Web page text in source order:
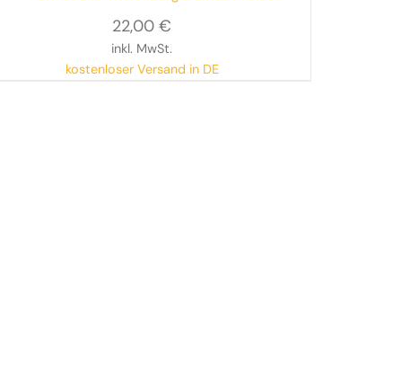
Geschichte
22,00€
inkl. MwSt.
kostenloser Versand in DE